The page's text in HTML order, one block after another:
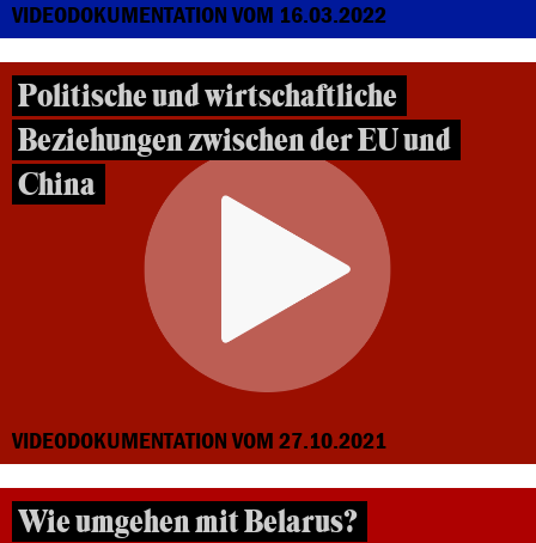
VIDEODOKUMENTATION VOM 16.03.2022
Politische und wirtschaftliche
Beziehungen zwischen der EU und
China
VIDEODOKUMENTATION VOM 27.10.2021
Wie umgehen mit Belarus?